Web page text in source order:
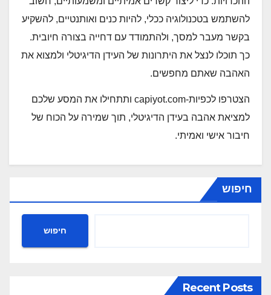
להשתמש בטכנולוגיה ככלי, להיות כנים ואותנטיים, להשקיע
בקשר מעבר למסך, ולהתמודד עם דחייה בצורה חיובית.
כך תוכלו לנצל את היתרונות של העידן הדיגיטלי ולמצוא את
האהבה שאתם מחפשים.
הצטרפו לכפיות-capiyot.com ותתחילו את המסע שלכם
למציאת אהבה בעידן הדיגיטלי, תוך שמירה על הכוח של
חיבור אישי ואמיתי.
חיפוש
חיפוש
Recent Posts